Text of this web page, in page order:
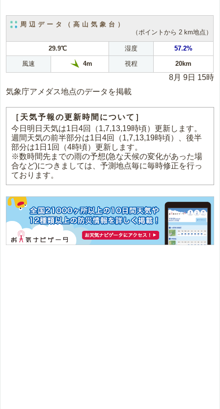
周辺データ（高山気象台）
（ポイントから 2 km地点）
29.9℃ 湿度 57.2%
風速 4m 視程 20km
8月 9日 15時
気象庁アメダス地点のデータを掲載
［天気予報の更新時間について］
今日明日天気は1日4回（1,7,13,19時頃）更新します。
週間天気の前半部分は1日4回（1,7,13,19時頃）、後半
部分は1日1回（4時頃）更新します。
※数時間先までの雨の予想(急な天候の変化があった場
合など)につきましては、予測地点毎に毎時修正を行っ
ております。